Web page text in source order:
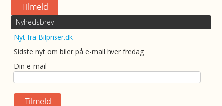
Nyhedsbrev
Nyt fra Bilpriser.dk
Sidste nyt om biler på e-mail hver fredag
Din e-mail